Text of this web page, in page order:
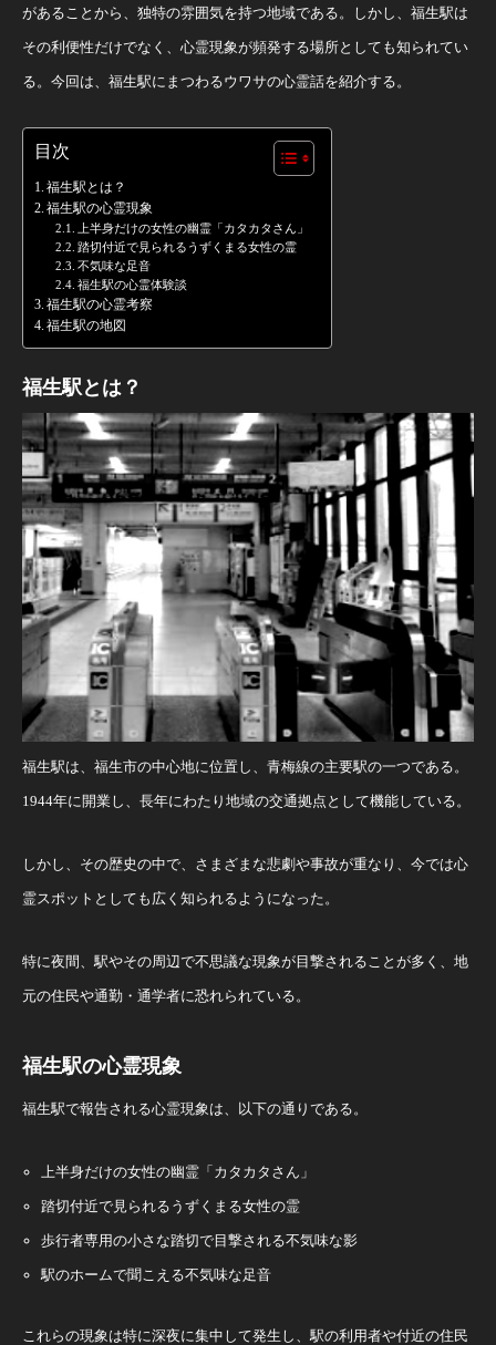
があることから、独特の雰囲気を持つ地域である。しかし、福生駅は
その利便性だけでなく、心霊現象が頻発する場所としても知られてい
る。今回は、福生駅にまつわるウワサの心霊話を紹介する。
目次
福生駅とは？
福生駅の心霊現象
上半身だけの女性の幽霊「カタカタさん」
踏切付近で見られるうずくまる女性の霊
不気味な足音
福生駅の心霊体験談
福生駅の心霊考察
福生駅の地図
福生駅とは？
福生駅は、福生市の中心地に位置し、青梅線の主要駅の一つである。
1944年に開業し、長年にわたり地域の交通拠点として機能している。
しかし、その歴史の中で、さまざまな悲劇や事故が重なり、今では心
霊スポットとしても広く知られるようになった。
特に夜間、駅やその周辺で不思議な現象が目撃されることが多く、地
元の住民や通勤・通学者に恐れられている。
福生駅の心霊現象
福生駅で報告される心霊現象は、以下の通りである。
上半身だけの女性の幽霊「カタカタさん」
踏切付近で見られるうずくまる女性の霊
歩行者専用の小さな踏切で目撃される不気味な影
駅のホームで聞こえる不気味な足音
これらの現象は特に深夜に集中して発生し、駅の利用者や付近の住民